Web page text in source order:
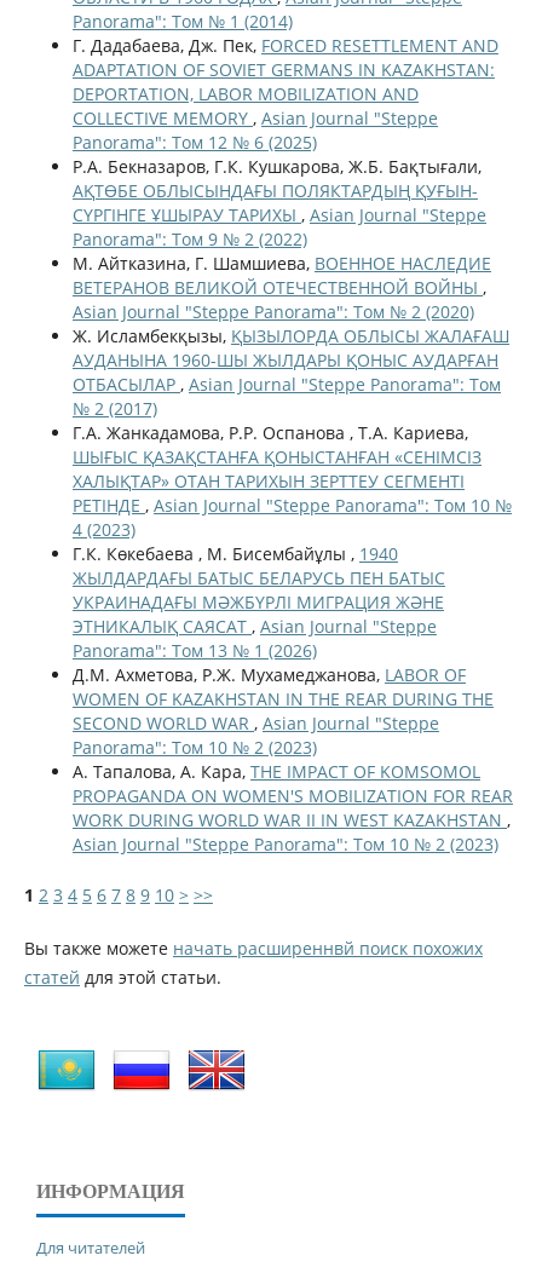
Panorama": Том № 1 (2014)
Г. Дадабаева, Дж. Пек, FORCED RESETTLEMENT AND
ADAPTATION OF SOVIET GERMANS IN KAZAKHSTAN:
DEPORTATION, LABOR MOBILIZATION AND
COLLECTIVE MEMORY , Asian Journal "Steppe
Panorama": Том 12 № 6 (2025)
Р.А. Бекназаров, Г.К. Кушкарова, Ж.Б. Бақтығали,
АҚТӨБЕ ОБЛЫСЫНДАҒЫ ПОЛЯКТАРДЫҢ ҚУҒЫН-
СҮРГІНГЕ ҰШЫРАУ ТАРИХЫ , Asian Journal "Steppe
Panorama": Том 9 № 2 (2022)
М. Айтказина, Г. Шамшиева, ВОЕННОЕ НАСЛЕДИЕ
ВЕТЕРАНОВ ВЕЛИКОЙ ОТЕЧЕСТВЕННОЙ ВОЙНЫ ,
Asian Journal "Steppe Panorama": Том № 2 (2020)
Ж. Исламбекқызы, ҚЫЗЫЛОРДА ОБЛЫСЫ ЖАЛАҒАШ
АУДАНЫНА 1960-ШЫ ЖЫЛДАРЫ ҚОНЫС АУДАРҒАН
ОТБАСЫЛАР , Asian Journal "Steppe Panorama": Том
№ 2 (2017)
Г.A. Жанкадамова, Р.Р. Оспанова , Т.А. Кариева,
ШЫҒЫС ҚАЗАҚСТАНҒА ҚОНЫСТАНҒАН «СЕНІМСІЗ
ХАЛЫҚТАР» ОТАН ТАРИХЫН ЗЕРТТЕУ СЕГМЕНТІ
РЕТІНДЕ , Asian Journal "Steppe Panorama": Том 10 №
4 (2023)
Г.К. Көкебаева , М. Бисембайұлы , 1940
ЖЫЛДАРДАҒЫ БАТЫС БЕЛАРУСЬ ПЕН БАТЫС
УКРАИНАДАҒЫ МӘЖБҮРЛІ МИГРАЦИЯ ЖӘНЕ
ЭТНИКАЛЫҚ САЯСАТ , Asian Journal "Steppe
Panorama": Том 13 № 1 (2026)
Д.М. Ахметова, Р.Ж. Мухамеджанова, LABOR OF
WOMEN OF KAZAKHSTAN IN THE REAR DURING THE
SECOND WORLD WAR , Asian Journal "Steppe
Panorama": Том 10 № 2 (2023)
А. Тапалова, А. Кара, THE IMPACT OF KOMSOMOL
PROPAGANDA ON WOMEN'S MOBILIZATION FOR REAR
WORK DURING WORLD WAR II IN WEST KAZAKHSTAN ,
Asian Journal "Steppe Panorama": Том 10 № 2 (2023)
1 2 3 4 5 6 7 8 9 10 > >>
Вы также можете начать расширеннвй поиск похожих
статей для этой статьи.
ИНФОРМАЦИЯ
Для читателей